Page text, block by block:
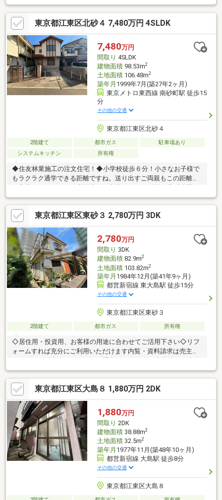
広々としたLDK・開放感のあるルーフバルコニー付き・カースペ
ース１台分あり（車種による）・２０１５年築の築浅戸建♪室内大
変綺麗にお使いです・スーパーや公園、教育施設が身近に揃う住
環境・「亀戸」駅行きのバス停まで徒歩約３分で雨の日でも安心
■資料請求・住宅ローンのご相談・内覧予約等はお気軽にお問い
合わせください！■お問い合わせは【フリーダイヤル：０１２０
ー９９８ー１１８】までお気軽にどうぞ♪
東京都江東区北砂４ 7,480万円 4SLDK
7,480万円
間取り 4SLDK
建物面積98.53m2
土地面積106.48m2
築年月 1999年7月(築27年2ヶ月)
東京メトロ東西線 南砂町駅 徒歩15
分
その他の交通
東京都江東区北砂４
2階建て 都市ガス
駐車場あり
システムキッチン
所有権
◆住友林業施工の注文住宅！◆小学校徒歩６分！小さなお子様で
もラクラク通学できる距離ですね。送り出すご両親もこの距離な
ら安心できそうです。◆図書館、文化センター併設の北砂公園ま
で徒歩４分！文化的な生活を送れます。◆コンビニ、ドラッグス
トア、スーパーが近隣に点在し、買い物便利です。◆江東区では
少ない敷地面積３０坪以上の２階建て４LDK！２階建てにこだわ
りたい方、ぜひご検討ください！
東京都江東区東砂３ 2,780万円 3DK
2,780万円
間取り 3DK
建物面積82.9m2
土地面積103.82m2
築年月 1984年12月(築41年9ヶ月)
都営新宿線 東大島駅 徒歩15分
その他の交通
東京都江東区東砂３
2階建て 都市ガス 所有権
◇居住用・投資用、お客様の用途に合わせてご活用下さい◇リフ
ォームすれば充分にご利用いただけます内覧・資料請求は売主の
不可です。
東京都江東区大島８ 1,880万円 2DK
1,880万円
間取り 2DK
建物面積38.88m2
土地面積32.5m2
築年月 1977年11月(築48年10ヶ月)
都営新宿線 大島駅 徒歩8分
その他の交通
東京都江東区大島８